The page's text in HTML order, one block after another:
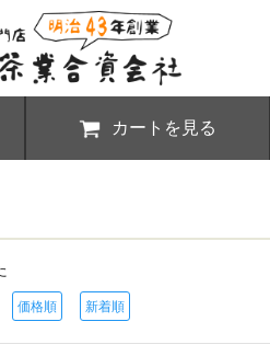
カートを見る
価格順 新着順